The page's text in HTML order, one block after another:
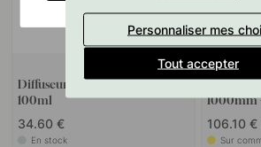
+ PARFUMS
Diffuseur de parfum - Dew -
100ml
34.60 €
En stock
Porte
1000mm
106.10 €
Sur
Personnaliser mes
Tout accepter